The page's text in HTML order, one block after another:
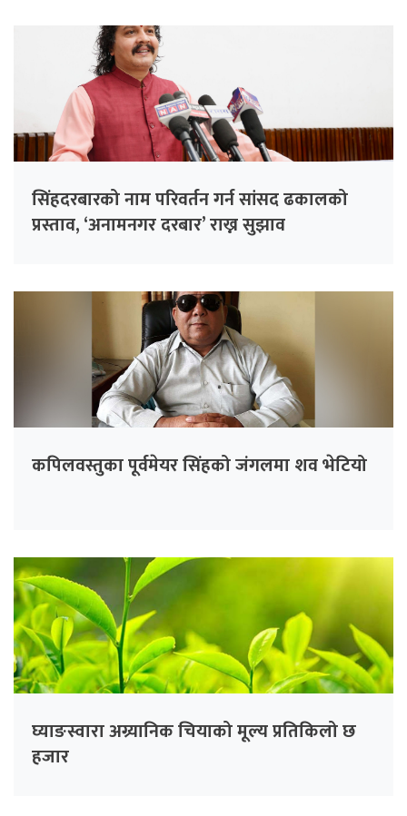
सिंहदरबारको नाम परिवर्तन गर्न सांसद ढकालको
प्रस्ताव, ‘अनामनगर दरबार’ राख्न सुझाव
कपिलवस्तुका पूर्वमेयर सिंहको जंगलमा शव भेटियो
घ्याङस्वारा अग्र्यानिक चियाको मूल्य प्रतिकिलो छ
हजार